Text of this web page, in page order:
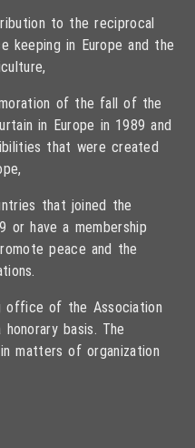
to the reciprocal
keeping in Europe and the
of the fall of the
in Europe in 1989 and
that were created
that joined the
or have a membership
peace and the
office of the Association
basis. The
matters of organization